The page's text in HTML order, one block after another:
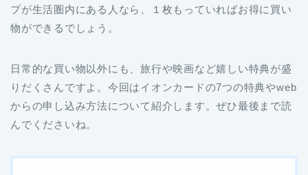
プが生活圏内にある人なら、１枚もっていればお得に買い
物ができるでしょう。
日常的な買い物以外にも、旅行や映画など嬉しい特典が盛
りだくさんですよ。今回はイオンカードの7つの特典やweb
からの申し込み方法について紹介します。ぜひ最後まで読
んでくださいね。